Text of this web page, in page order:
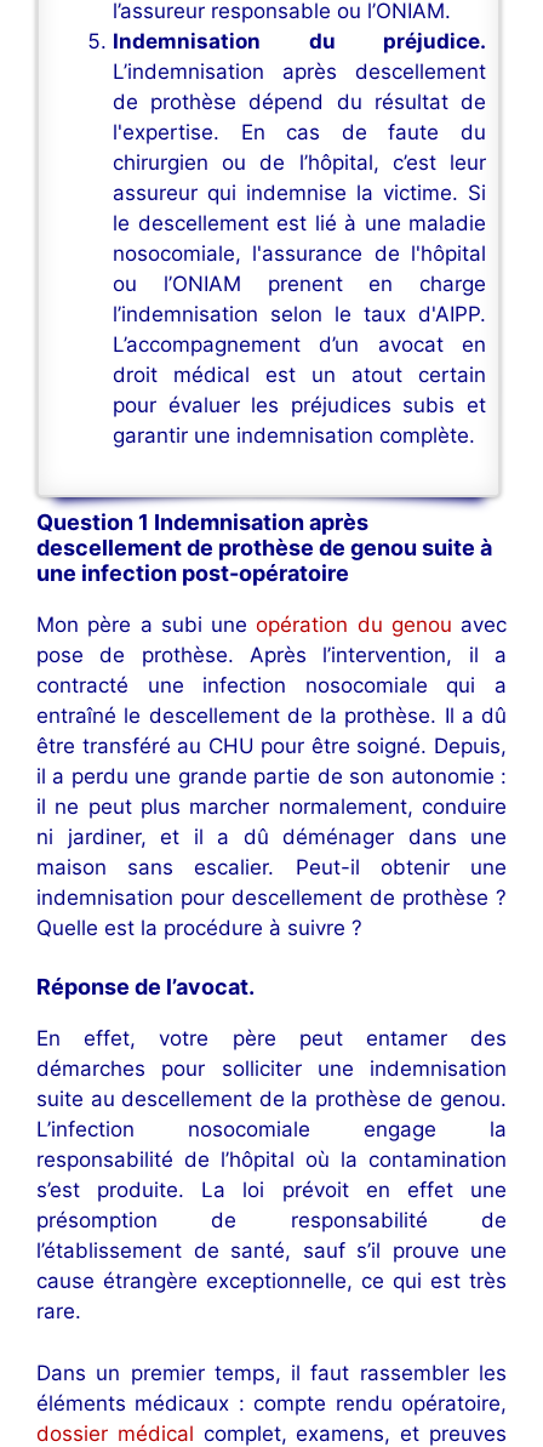
l’assureur responsable ou l’ONIAM.
Indemnisation du préjudice.
L’indemnisation après descellement
de prothèse dépend du résultat de
l'expertise. En cas de faute du
chirurgien ou de l’hôpital, c’est leur
assureur qui indemnise la victime. Si
le descellement est lié à une maladie
nosocomiale, l'assurance de l'hôpital
ou l’ONIAM prenent en charge
l’indemnisation selon le taux d'AIPP.
L’accompagnement d’un avocat en
droit médical est un atout certain
pour évaluer les préjudices subis et
garantir une indemnisation complète.
Question 1 Indemnisation après
descellement de prothèse de genou suite à
une infection post-opératoire
Mon père a subi uneopération du genou avec
pose de prothèse. Après l’intervention, il a
contracté une infection nosocomiale qui a
entraîné le descellement de la prothèse. Il a dû
être transféré au CHU pour être soigné. Depuis,
il a perdu une grande partie de son autonomie :
il ne peut plus marcher normalement, conduire
ni jardiner, et il a dû déménager dans une
maison sans escalier. Peut-il obtenir une
indemnisation pour descellement de prothèse ?
Quelle est la procédure à suivre ?
Réponse de l’avocat.
En effet, votre père peut entamer des
démarches pour solliciter une indemnisation
suite au descellement de la prothèse de genou.
L’infection nosocomiale engage la
responsabilité de l’hôpital où la contamination
s’est produite. La loi prévoit en effet une
présomption de responsabilité de
l’établissement de santé, sauf s’il prouve une
cause étrangère exceptionnelle, ce qui est très
rare.
Dans un premier temps, il faut rassembler les
éléments médicaux : compte rendu opératoire,
dossier médical complet, examens, et preuves